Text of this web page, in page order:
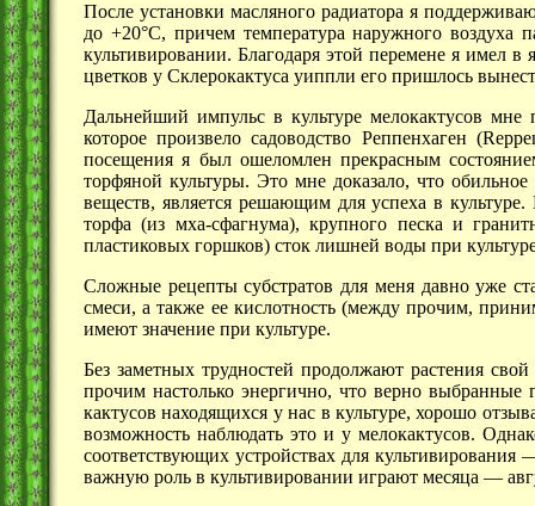
После установки масляного радиатора я
до +20°С, причем температура наружного воздуха
культивировании. Благодаря этой перемене я имел в
цветков у Склерокактуса уиппли его пришлось
Дальнейший импульс в культуре мелокактусов
которое произвело садоводство Реппенхаген
посещения я был ошеломлен прекрасным
торфяной культуры. Это мне доказало, что
веществ, является решающим для успеха в
торфа (из мха-сфагнума), крупного песка и
пластиковых горшков) сток лишней воды при
Сложные рецепты субстратов для меня давно уже
смеси, а также ее кислотность (между прочим,
имеют значение при культуре.
Без заметных трудностей продолжают растения
прочим настолько энергично, что верно выбранные
кактусов находящихся у нас в культуре, хорошо
возможность наблюдать это и у мелокактусов.
соответствующих устройствах для культивирования
важную роль в культивировании играют месяца —